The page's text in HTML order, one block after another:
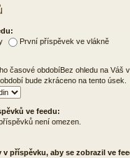
První příspěvek ve vlákně
časové obdobíBez ohledu na Váš
bude zkráceno na tento úsek.
ve feedu:
není omezen.
v příspěvku, aby se zobrazil ve